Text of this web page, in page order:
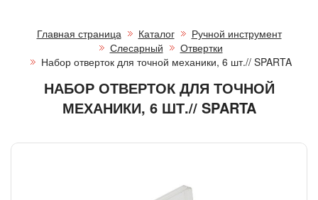
Главная страница Каталог
Ручной инструмент
Слесарный
Отвертки
Набор отверток для точной механики, 6 шт.// SPARTA
НАБОР ОТВЕРТОК ДЛЯ ТОЧНОЙ
МЕХАНИКИ, 6 ШТ.// SPARTA